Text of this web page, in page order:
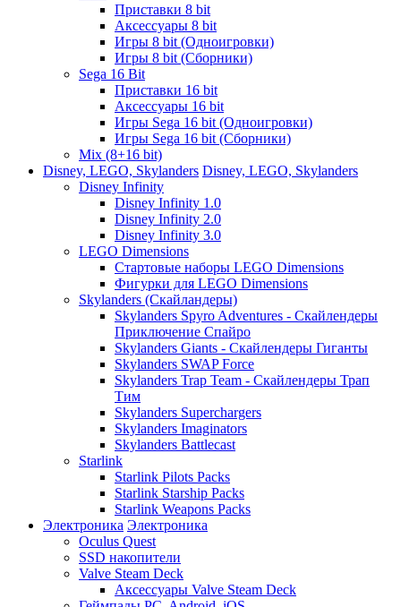
Приставки 8 bit
Аксессуары 8 bit
Игры 8 bit (Одноигровки)
Игры 8 bit (Сборники)
Sega 16 Bit
Приставки 16 bit
Аксессуары 16 bit
Игры Sega 16 bit (Одноигровки)
Игры Sega 16 bit (Сборники)
Mix (8+16 bit)
Disney, LEGO, Skylanders Disney, LEGO, Skylanders
Disney Infinity
Disney Infinity 1.0
Disney Infinity 2.0
Disney Infinity 3.0
LEGO Dimensions
Стартовые наборы LEGO Dimensions
Фигурки для LEGO Dimensions
Skylanders (Скайландеры)
Skylanders Spyro Adventures - Скайлендеры
Приключение Спайро
Skylanders Giants - Скайлендеры Гиганты
Skylanders SWAP Force
Skylanders Trap Team - Скайлендеры Трап
Тим
Skylanders Superchargers
Skylanders Imaginators
Skylanders Battlecast
Starlink
Starlink Pilots Packs
Starlink Starship Packs
Starlink Weapons Packs
Электроника Электроника
Oculus Quest
SSD накопители
Valve Steam Deck
Аксессуары Valve Steam Deck